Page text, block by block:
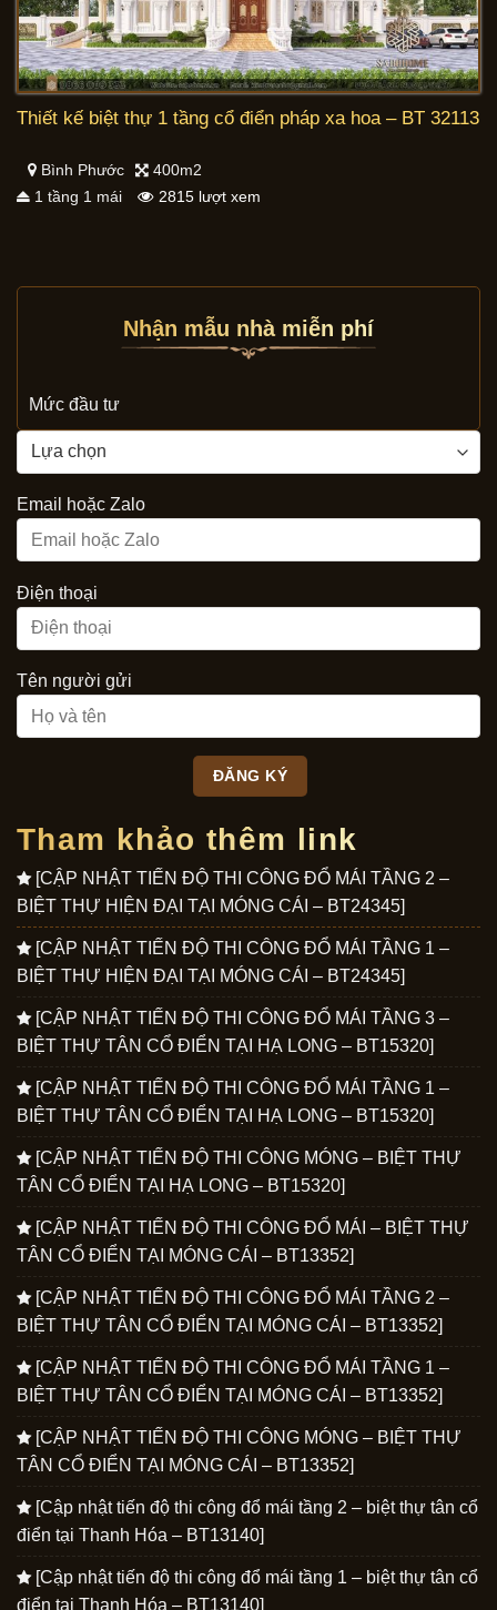
Thiết kế biệt thự 1 tầng cổ điển pháp xa hoa – BT 32113
Bình Phước
400m2
1 tầng 1 mái
2815 lượt xem
Nhận mẫu nhà miễn phí
Mức đầu tư
Email hoặc Zalo
Điện thoại
Tên người gửi
Tham khảo thêm link
[CẬP NHẬT TIẾN ĐỘ THI CÔNG ĐỔ MÁI TẦNG 2 –
BIỆT THỰ HIỆN ĐẠI TẠI MÓNG CÁI – BT24345]
[CẬP NHẬT TIẾN ĐỘ THI CÔNG ĐỔ MÁI TẦNG 1 –
BIỆT THỰ HIỆN ĐẠI TẠI MÓNG CÁI – BT24345]
[CẬP NHẬT TIẾN ĐỘ THI CÔNG ĐỔ MÁI TẦNG 3 –
BIỆT THỰ TÂN CỔ ĐIỂN TẠI HẠ LONG – BT15320]
[CẬP NHẬT TIẾN ĐỘ THI CÔNG ĐỔ MÁI TẦNG 1 –
BIỆT THỰ TÂN CỔ ĐIỂN TẠI HẠ LONG – BT15320]
[CẬP NHẬT TIẾN ĐỘ THI CÔNG MÓNG – BIỆT THỰ
TÂN CỔ ĐIỂN TẠI HẠ LONG – BT15320]
[CẬP NHẬT TIẾN ĐỘ THI CÔNG ĐỔ MÁI – BIỆT THỰ
TÂN CỔ ĐIỂN TẠI MÓNG CÁI – BT13352]
[CẬP NHẬT TIẾN ĐỘ THI CÔNG ĐỔ MÁI TẦNG 2 –
BIỆT THỰ TÂN CỔ ĐIỂN TẠI MÓNG CÁI – BT13352]
[CẬP NHẬT TIẾN ĐỘ THI CÔNG ĐỔ MÁI TẦNG 1 –
BIỆT THỰ TÂN CỔ ĐIỂN TẠI MÓNG CÁI – BT13352]
[CẬP NHẬT TIẾN ĐỘ THI CÔNG MÓNG – BIỆT THỰ
TÂN CỔ ĐIỂN TẠI MÓNG CÁI – BT13352]
[Cập nhật tiến độ thi công đổ mái tầng 2 – biệt thự tân cổ
điển tại Thanh Hóa – BT13140]
[Cập nhật tiến độ thi công đổ mái tầng 1 – biệt thự tân cổ
điển tại Thanh Hóa – BT13140]